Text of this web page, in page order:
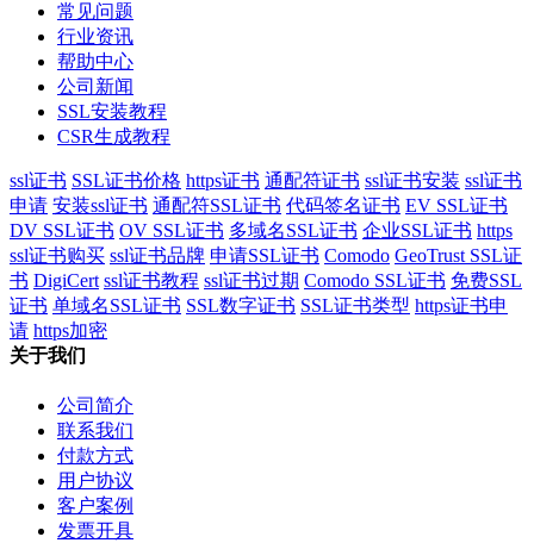
常见问题
行业资讯
帮助中心
公司新闻
SSL安装教程
CSR生成教程
ssl证书 SSL证书价格 https证书 通配符证书 ssl证书安装 ssl证书
申请 安装ssl证书 通配符SSL证书 代码签名证书 EV SSL证书
DV SSL证书 OV SSL证书 多域名SSL证书 企业SSL证书 https
ssl证书购买 ssl证书品牌 申请SSL证书 Comodo GeoTrust SSL证
书 DigiCert ssl证书教程 ssl证书过期 Comodo SSL证书 免费SSL
证书 单域名SSL证书 SSL数字证书 SSL证书类型 https证书申
请 https加密
关于我们
公司简介
联系我们
付款方式
用户协议
客户案例
发票开具